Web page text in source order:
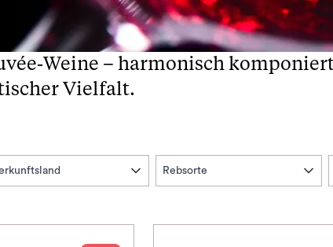
– harmonisch
Vielfalt.
Rebsorte